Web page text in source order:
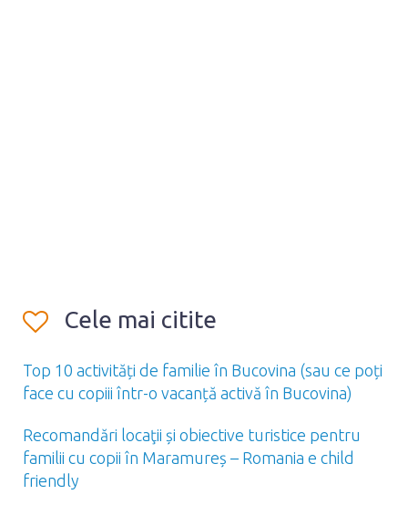
Cele mai citite
Top 10 activități de familie în Bucovina (sau ce poți
face cu copiii într-o vacanță activă în Bucovina)
Recomandări locaţii și obiective turistice pentru
familii cu copii în Maramureș – Romania e child
friendly